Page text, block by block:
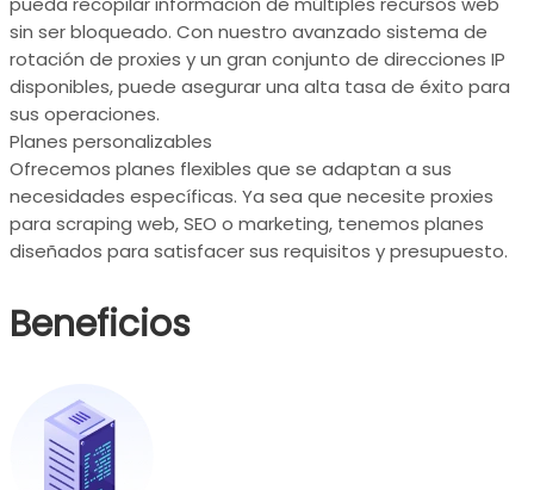
sin ser bloqueado. Con nuestro avanzado sistema de
rotación de proxies y un gran conjunto de direcciones IP
disponibles, puede asegurar una alta tasa de éxito para
sus operaciones.
Planes personalizables
Ofrecemos planes flexibles que se adaptan a sus
necesidades específicas. Ya sea que necesite proxies
para scraping web, SEO o marketing, tenemos planes
diseñados para satisfacer sus requisitos y presupuesto.
Beneficios